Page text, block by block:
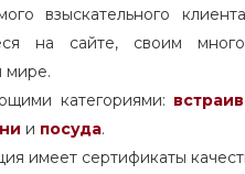
взыскательного
на сайте, своим
мире.
категориями:
и посуда.
имеет сертификаты